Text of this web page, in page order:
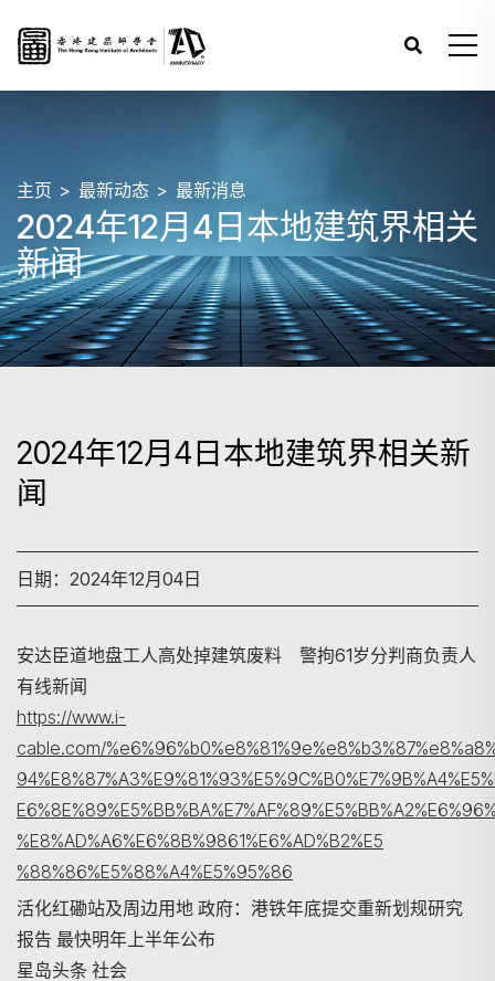
主页 最新动态 最新消息
2024年12月4日本地建筑界相关
新闻
2024年12月4日本地建筑界相关新
闻
日期：2024年12月04日
安达臣道地盘工人高处掉建筑废料 警拘61岁分判商负责人
有线新闻
https://www.i-
cable.com/
%E8%AD%A6%E6%8B%9861%E6%AD%B2%E5
%88%86%E5%88%A4%E5%95%86
活化红磡站及周边用地 政府：港铁年底提交重新划规研究
报告 最快明年上半年公布
星岛头条 社会